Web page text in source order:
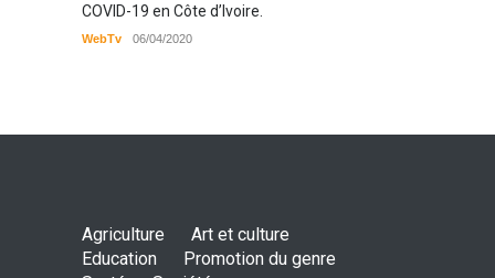
COVID-19 en Côte d’Ivoire.
WebTv 06/04/2020
Agriculture
Art et culture
Education
Promotion du genre